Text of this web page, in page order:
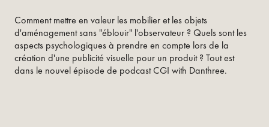
Comment mettre en valeur les mobilier et les objets
d'aménagement sans "éblouir" l'observateur ? Quels sont les
aspects psychologiques à prendre en compte lors de la
création d'une publicité visuelle pour un produit ? Tout est
dans le nouvel épisode de podcast CGI with Danthree.